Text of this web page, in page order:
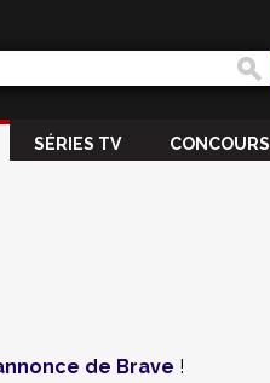
SÉRIES TV CONCOURS
de Brave !